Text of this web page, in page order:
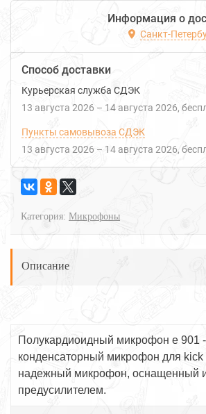
Информация о
Санкт-
Способ доставки
Курьерская служба СДЭК
13 августа 2026 – 14 августа 2026
Пункты самовывоза СДЭК
13 августа 2026 – 14 августа 2026
Категория: Микрофоны
Описание
Полукардиоидный микрофон e 901
конденсаторный микрофон для kick
надежный микрофон, оснащенный
предусилителем.